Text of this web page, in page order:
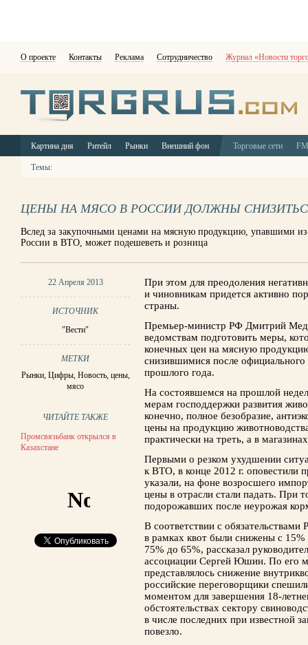
О проекте Контакты Реклама Сотрудничество Журнал «Новости
Картина дня Ритейл Рынки Внешний фон Торговые сети
Темы:
ЦЕНЫ НА МЯСО В РОССИИ ДОЛЖНЫ
Вслед за закупочными ценами на мясную продукцию, упавшими из-
России в ВТО, может подешеветь и розница
22 Апреля 2013
ИСТОЧНИК
"Вести"
МЕТКИ
Рынки, Цифры, Новость, цены,
мясо
ЧИТАЙТЕ ТАКЖЕ
Промсвязьбанк открылся в
Казахстане
При этом для преодоления
и чиновникам придется активно
страны.
Премьер-министр РФ Дмитрий
ведомствам подготовить меры,
конечных цен на мясную
снизившимися после
прошлого года.
На состоявшемся на прошлой
мерам господдержки развития
конечно, полное безобразие,
цены на продукцию
практически на треть, а в
Первыми о резком ухудшении
к ВТО, в конце 2012 г. оповестили
указали, на фоне возросшего
цены в отрасли стали падать. При
подорожавших после неурожая
В соответствии с
в рамках квот были снижены с 15%
75% до 65%, рассказал
ассоциации Сергей Юшин. По его
представлялось снижение
российские переговорщики
моментом для завершения 18-
обстоятельствах сектору
в числе последних при известной
повезло.